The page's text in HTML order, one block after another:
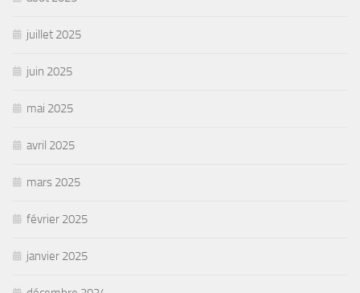
juillet 2025
juin 2025
mai 2025
avril 2025
mars 2025
février 2025
janvier 2025